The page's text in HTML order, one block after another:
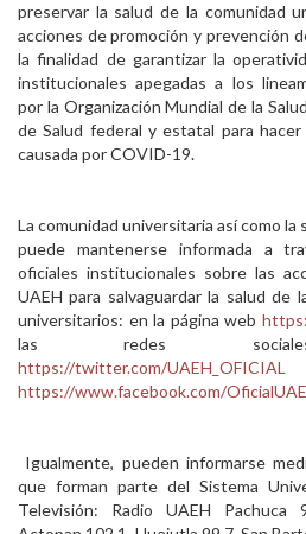
preservar la salud de la comunidad
acciones de promoción y prevención
la finalidad de garantizar la
institucionales apegadas a los
por la Organización Mundial de la
de Salud federal y estatal para
causada por COVID-19.
La comunidad universitaria así como la
puede mantenerse informada a
oficiales institucionales sobre las
UAEH para salvaguardar la salud de
universitarios: en la página web
las redes
https://twitter.com/UAEH_OFICIAL
https://www.facebook.com/
Igualmente, pueden informarse
que forman parte del Sistema
Televisión: Radio UAEH Pachuca